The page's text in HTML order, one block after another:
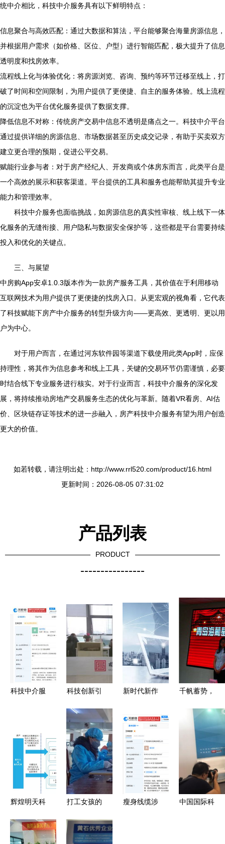
统中介相比，科技中介服务具有以下鲜明特点：
信息聚合与高效匹配：通过大数据和算法，平台能够聚合海量房源信息，
并根据用户需求（如价格、区位、户型）进行智能匹配，极大提升了信息
透明度和找房效率。
流程线上化与体验优化：将房源浏览、咨询、预约等环节迁移至线上，打
破了时间和空间限制，为用户提供了更便捷、自主的服务体验。线上流程
的沉淀也为平台优化服务提供了数据支撑。
降低信息不对称：传统房产交易中信息不透明是痛点之一。科技中介平台
通过提供详细的房源信息、市场数据甚至历史成交记录，有助于买卖双方
建立更合理的预期，促进公平交易。
赋能行业参与者：对于房产经纪人、开发商或个体房东而言，此类平台是
一个高效的展示和获客渠道。平台提供的工具和服务也能帮助其提升专业
能力和管理效率。
科技中介服务也面临挑战，如房源信息的真实性审核、线上线下一体
化服务的无缝衔接、用户隐私与数据安全保护等，这些都是平台需要持续
投入和优化的关键点。
三、与展望
中房购App安卓1.0.3版本作为一款房产服务工具，其价值在于利用移动
互联网技术为用户提供了更便捷的找房入口。从更宏观的视角看，它代表
了科技赋能下房产中介服务的转型升级方向——更高效、更透明、更以用
户为中心。
对于用户而言，在通过河东软件园等渠道下载使用此类App时，应保
持理性，将其作为信息参考和线上工具，关键的交易环节仍需谨慎，必要
时结合线下专业服务进行核实。对于行业而言，科技中介服务的深化发
展，将持续推动房地产交易服务生态的优化与革新。随着VR看房、AI估
价、区块链存证等技术的进一步融入，房产科技中介服务有望为用户创造
更大的价值。
如若转载，请注明出处：http://www.rrl520.com/product/16.html
更新时间：2026-08-05 07:31:02
产品列表
PRODUCT
----------------
科技中介服
隐形桥梁
科技创新引
展——扬州
完善科技中
介服务的路
径与实践
新时代新作
老刘的“烦
心事”与科
技中介服务
的破局之路
千帆蓄势，
2024年科
技金融合作
发布会暨科
技中介服务
创新论坛纪
实
辉煌明天科
告行业落伍
打工女孩的
科技中介服
瘦身线缆涉
中国国际科